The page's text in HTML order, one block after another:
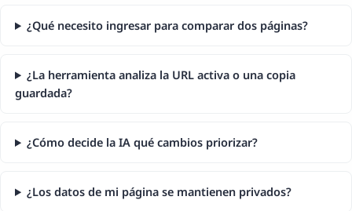
¿Qué necesito ingresar para comparar dos páginas?
¿La herramienta analiza la URL activa o una copia
guardada?
¿Cómo decide la IA qué cambios priorizar?
¿Los datos de mi página se mantienen privados?